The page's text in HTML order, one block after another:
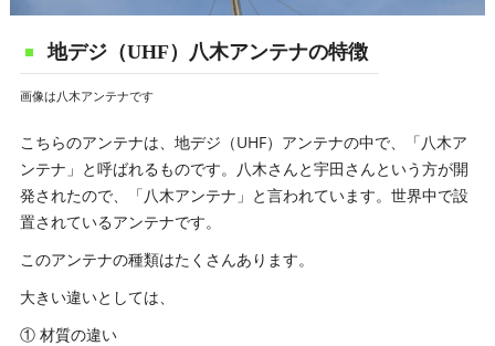
地デジ（UHF）八木アンテナの特徴
画像は八木アンテナです
こちらのアンテナは、地デジ（UHF）アンテナの中で、「八木ア
ンテナ」と呼ばれるものです。八木さんと宇田さんという方が開
発されたので、「八木アンテナ」と言われています。世界中で設
置されているアンテナです。
このアンテナの種類はたくさんあります。
大きい違いとしては、
① 材質の違い